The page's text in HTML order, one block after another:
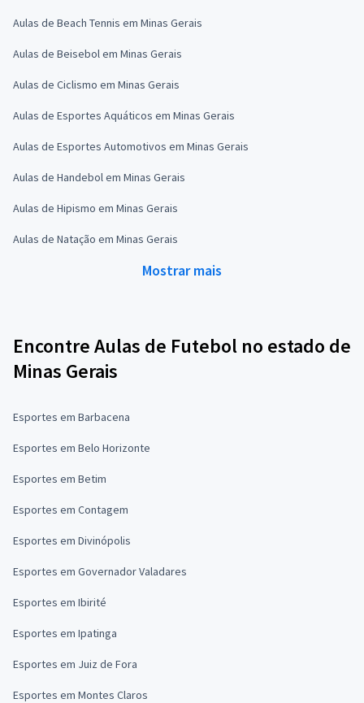
Aulas de Beach Tennis em Minas Gerais
Aulas de Beisebol em Minas Gerais
Aulas de Ciclismo em Minas Gerais
Aulas de Esportes Aquáticos em Minas Gerais
Aulas de Esportes Automotivos em Minas Gerais
Aulas de Handebol em Minas Gerais
Aulas de Hipismo em Minas Gerais
Aulas de Natação em Minas Gerais
Mostrar mais
Encontre Aulas de Futebol no estado de
Minas Gerais
Esportes em Barbacena
Esportes em Belo Horizonte
Esportes em Betim
Esportes em Contagem
Esportes em Divinópolis
Esportes em Governador Valadares
Esportes em Ibirité
Esportes em Ipatinga
Esportes em Juiz de Fora
Esportes em Montes Claros